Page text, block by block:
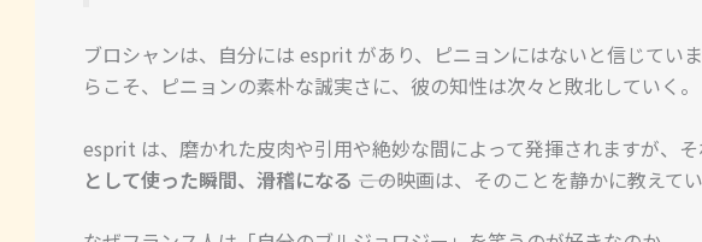
ブロシャンは、自分には esprit があり、ピニョンにはないと信じてい
らこそ、ピニョンの素朴な誠実さに、彼の知性は次々と敗北していく。
esprit は、磨かれた皮肉や引用や絶妙な間によって発揮されますが、
として使った瞬間、滑稽になる ――この映画は、そのことを静かに教えて